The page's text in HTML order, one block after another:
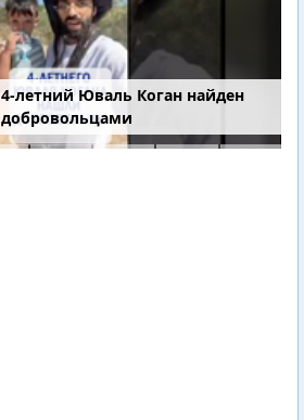
4-летний Юваль Коган найден
добровольцами